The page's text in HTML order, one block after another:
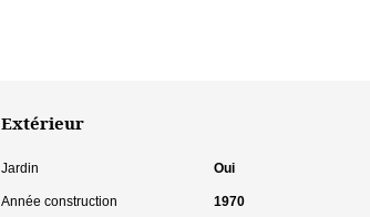
Extérieur
Jardin Oui
Année construction 1970